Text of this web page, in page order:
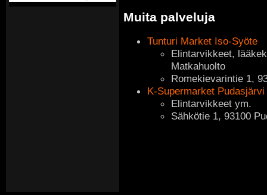
Muita palveluja
Tunturi Market Iso-Syöte
Elintarvikkeet,
Matkahuolto
Romekievarintie 1,
K-Supermarket Pudasjärvi
Elintarvikkeet ym.
Sähkötie 1, 93100